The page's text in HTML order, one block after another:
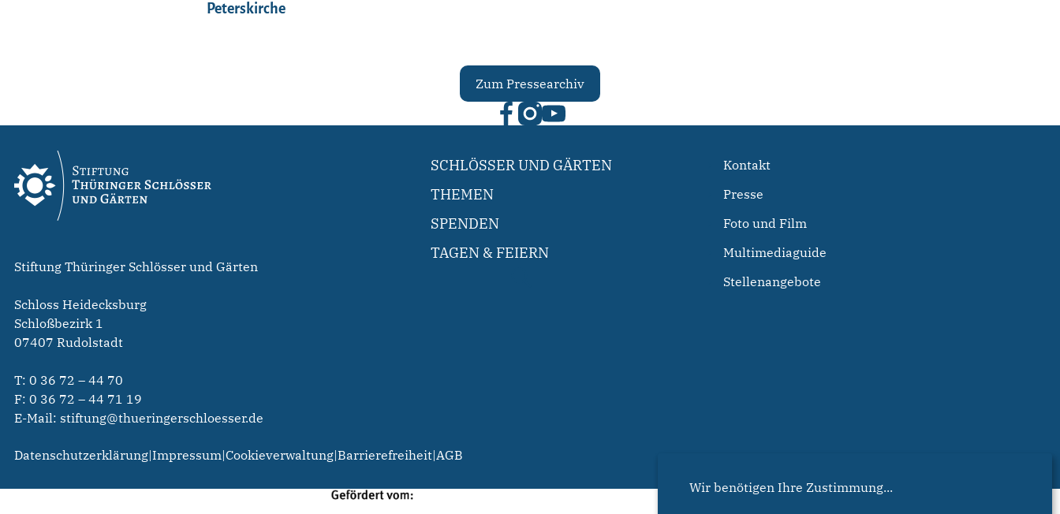
Peterskirche
Zum Pressearchiv
Stiftung Thüringer Schlösser und Gärten
Schloss Heidecksburg
Schloßbezirk 1
07407 Rudolstadt
T: 0 36 72 – 44 70
F: 0 36 72 – 44 71 19
E-Mail: stiftung@thueringerschloesser.de
SCHLÖSSER UND GÄRTEN
THEMEN
SPENDEN
TAGEN & FEIERN
Kontakt
Presse
Foto und Film
Multimediaguide
Stellenangebote
Datenschutzerklärung|Impressum|Cookieverwaltung|Barrierefreiheit|AGB
Wir benötigen Ihre Zustimmung...